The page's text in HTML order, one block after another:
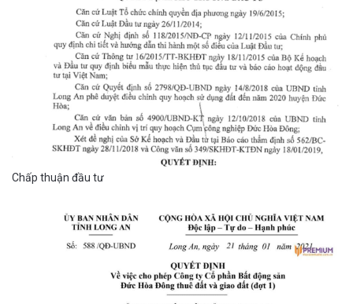
Chấp thuận đầu tư